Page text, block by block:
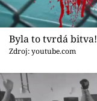
Byla to tvrdá bitva!
Zdroj: youtube.com